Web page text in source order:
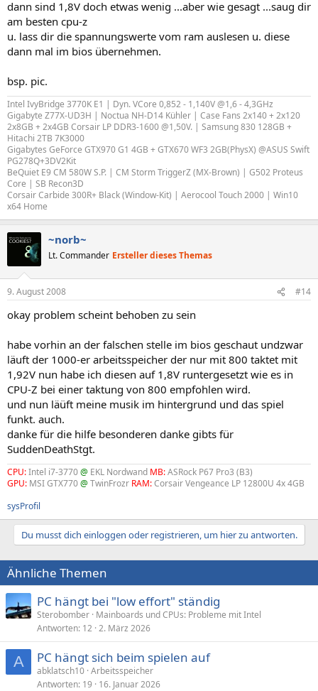
dann sind 1,8V doch etwas wenig ...aber wie gesagt ...saug dir
am besten cpu-z
u. lass dir die spannungswerte vom ram auslesen u. diese
dann mal im bios übernehmen.
bsp. pic.
Intel IvyBridge 3770K E1 | Dyn. VCore 0,852 - 1,140V @1,6 - 4,3GHz
Gigabyte Z77X-UD3H | Noctua NH-D14 Kühler | Case Fans 2x140 + 2x120
2x8GB + 2x4GB Corsair LP DDR3-1600 @1,50V. | Samsung 830 128GB +
Hitachi 2TB 7K3000
Gigabytes GeForce GTX970 G1 4GB + GTX670 WF3 2GB(PhysX) @ASUS Swift
PG278Q+3DV2Kit
BeQuiet E9 CM 580W S.P. | CM Storm TriggerZ (MX-Brown) | G502 Proteus
Core | SB Recon3D
Corsair Carbide 300R+ Black (Window-Kit) | Aerocool Touch 2000 | Win10
x64 Home
~norb~
Lt. Commander Ersteller dieses Themas
9. August 2008 #14
okay problem scheint behoben zu sein
habe vorhin an der falschen stelle im bios geschaut undzwar
läuft der 1000-er arbeitsspeicher der nur mit 800 taktet mit
1,92V nun habe ich diesen auf 1,8V runtergesetzt wie es in
CPU-Z bei einer taktung von 800 empfohlen wird.
und nun läüft meine musik im hintergrund und das spiel
funkt. auch.
danke für die hilfe besonderen danke gibts für
SuddenDeathStgt.
CPU:Intel i7-3770@ EKL Nordwand MB:ASRock P67 Pro3 (B3)
GPU: MSI GTX770@ TwinFrozr RAM:Corsair Vengeance LP 12800U 4x 4GB
sysProfil
Du musst dich einloggen oder registrieren, um hier zu antworten.
Ähnliche Themen
PC hängt bei "low effort" ständig
Sterobomber Mainboards und CPUs: Probleme mit Intel
Antworten 12 2. März 2026
A PC hängt sich beim spielen auf
abklatsch10 Arbeitsspeicher
Antworten 19 16. Januar 2026